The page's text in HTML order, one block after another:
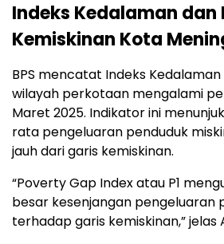
Indeks Kedalaman dan
Kemiskinan Kota
BPS mencatat Indeks Kedalaman
wilayah perkotaan mengalami
Maret 2025. Indikator ini
rata pengeluaran penduduk
jauh dari garis kemiskinan.
“Poverty Gap Index atau P1
besar kesenjangan pengeluaran
terhadap garis kemiskinan,” jelas